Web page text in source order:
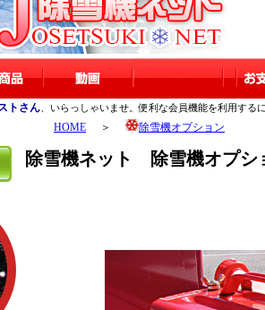
トさん 、いらっしゃいませ。便利な会員機能を利用する
HOME ＞ 除雪機オプション
除雪機ネット 除雪機オプ